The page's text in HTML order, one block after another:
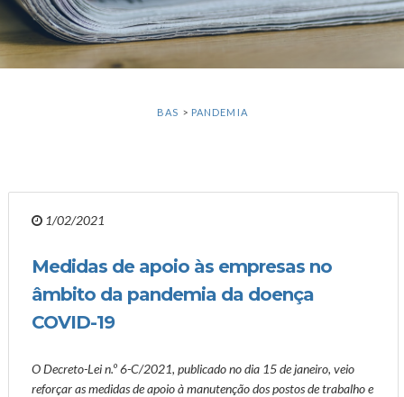
BAS > PANDEMIA
1/02/2021
Medidas de apoio às empresas no
âmbito da pandemia da doença
COVID-19
O Decreto-Lei n.º 6-C/2021, publicado no dia 15 de janeiro, veio
reforçar as medidas de apoio à manutenção dos postos de trabalho e